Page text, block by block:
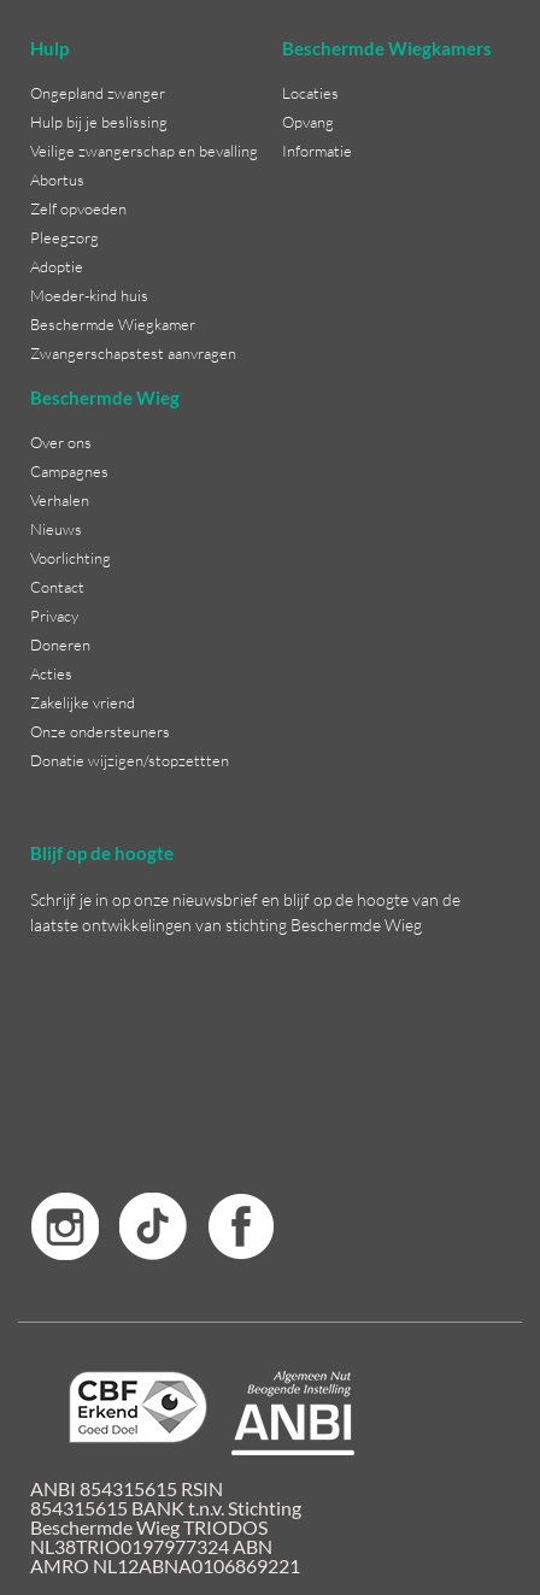
Hulp
Ongepland zwanger
Hulp bij je beslissing
Veilige zwangerschap en bevalling
Abortus
Zelf opvoeden
Pleegzorg
Adoptie
Moeder-kind huis
Beschermde Wiegkamer
Zwangerschapstest aanvragen
Beschermde Wiegkamers
Locaties
Opvang
Informatie
Beschermde Wieg
Over ons
Campagnes
Verhalen
Nieuws
Voorlichting
Contact
Privacy
Doneren
Acties
Zakelijke vriend
Onze ondersteuners
Donatie wijzigen/stopzettten
Blijf op de hoogte
Schrijf je in op onze nieuwsbrief en blijf op de hoogte van de
laatste ontwikkelingen van stichting Beschermde Wieg
ANBI 854315615 RSIN
854315615 BANK t.n.v. Stichting
Beschermde Wieg TRIODOS
NL38TRIO0197977324 ABN
AMRO NL12ABNA0106869221